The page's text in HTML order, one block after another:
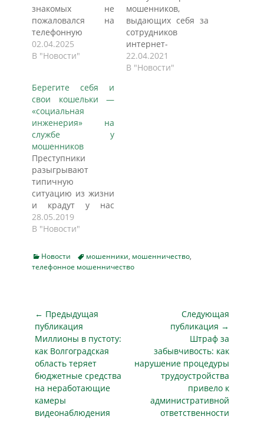
знакомых не
пожаловался на
телефонную
"бомбардировку"
мошенников. О
оказываются
обманутыми не
только
беззащитные
старики, но и люди
интеллектуальных
профессий - врачи,
журналисты,
ученые. Почему так
происходит?
Разбиралась
"Российская
газета".
и предлагают
изменить код на
02.04.2025
В "Новости"
мошенников,
выдающих себя за
сотрудников
интернет-
магазинов, и способ
защиты от них,
карты, нужно
понимать, что у вас
22.04.2021
В "Новости"
Берегите себя и
свои кошельки —
«социальная
инженерия» на
службе у
мошенников
Преступники
разыгрывают
типичную
ситуацию из жизни
и крадут у нас
деньги: через
телефон, интернет
Из всех видов
мошенничества
даже термин -
«социальная
инженерия»*.
Преступники
разыгрывают
типичную
ситуацию из жизни
и крадут у нас
деньги: через
телефон, интернет
28.05.2019
В "Новости"
Categories
Новости Tagsмошенники, мошенничество,
телефонное мошенничество
Навигация
по
записям
← Предыдущая
публикация
Предыдущая
публикация
Миллионы в пустоту:
как Волгоградская
область теряет
бюджетные средства
на неработающие
камеры
видеонаблюдения
Следующая
публикация →
публикация
Штраф за
забывчивость: как
нарушение процедуры
трудоустройства
привело к
административной
ответственности